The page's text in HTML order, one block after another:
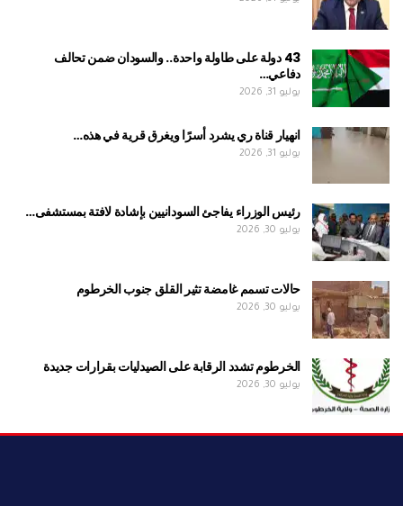
43 دولة على طاولة واحدة.. والسودان ضمن تحالف
دفاعي…
يوليو 31, 2026
انهيار قناة ري يشرد أسرًا ويغرق قرية في هذه…
يوليو 31, 2026
رئيس الوزراء يفاجئ السودانيين بإشادة لافتة بمستشفى…
يوليو 30, 2026
حالات تسمم غامضة تثير القلق جنوب الخرطوم
يوليو 30, 2026
الخرطوم تشدد الرقابة على الصيدليات بقرارات جديدة
يوليو 30, 2026